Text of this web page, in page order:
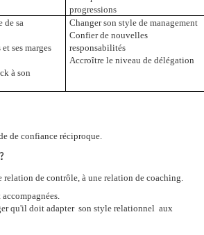
progressions
de sa
ses marges
à son
Changer son style de management
Confier de nouvelles
responsabilités
Accroître le niveau de délégation
de confiance réciproque.
de contrôle, à une relation de coaching.
qu'il doit adapter son style relationnel aux